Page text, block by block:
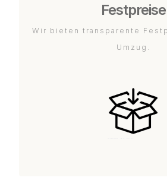
Festpreise
Wir bieten transparente
Umzug.